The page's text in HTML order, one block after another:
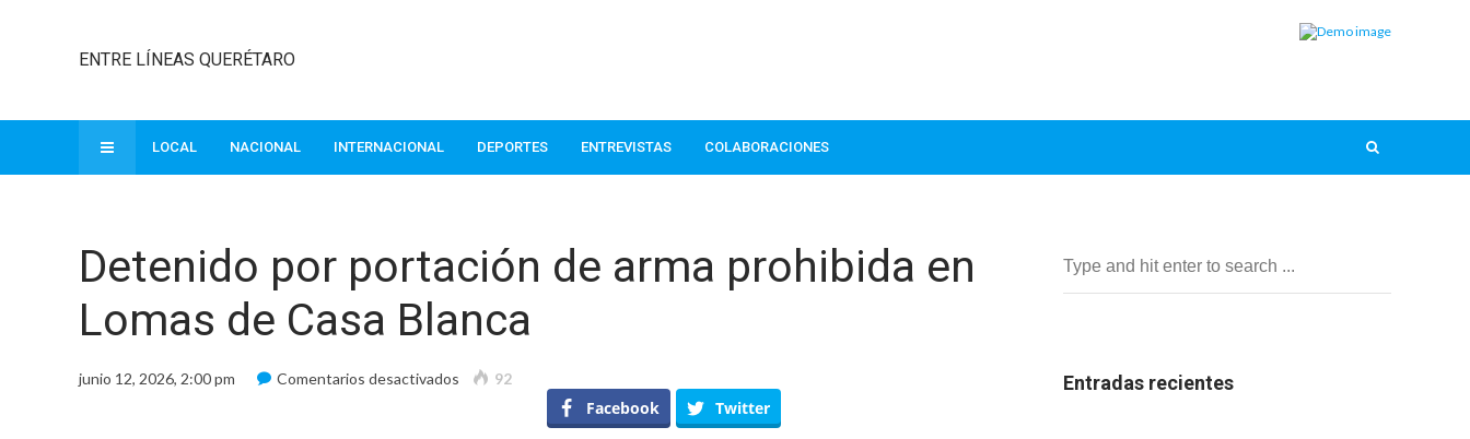
ENTRE LÍNEAS QUERÉTARO
LOCAL NACIONAL INTERNACIONAL DEPORTES ENTREVISTAS COLABORACIONES
Detenido por portación de arma prohibida en
Lomas de Casa Blanca
junio 12, 2026, 2:00 pm Comentarios desactivados en
92
Facebook Twitter
Entradas recientes